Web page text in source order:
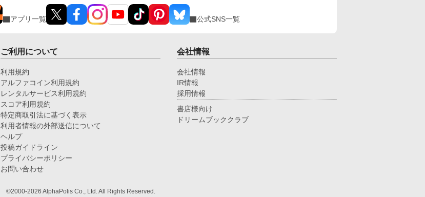
アプリ一覧 公式SNS一覧
ご利用について
利用規約
アルファコイン利用規約
レンタルサービス利用規約
スコア利用規約
特定商取引法に基づく表示
利用者情報の外部送信について
ヘルプ
投稿ガイドライン
プライバシーポリシー
お問い合わせ
会社情報
会社情報
IR情報
採用情報
書店様向け
ドリームブッククラブ
©2000-2026 AlphaPolis Co., Ltd. All Rights Reserved.